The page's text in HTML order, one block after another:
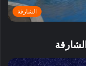
الشارقة